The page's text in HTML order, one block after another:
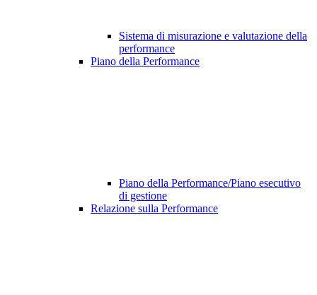
Sistema di misurazione e valutazione della
performance
Piano della Performance
Piano della Performance/Piano esecutivo
di gestione
Relazione sulla Performance